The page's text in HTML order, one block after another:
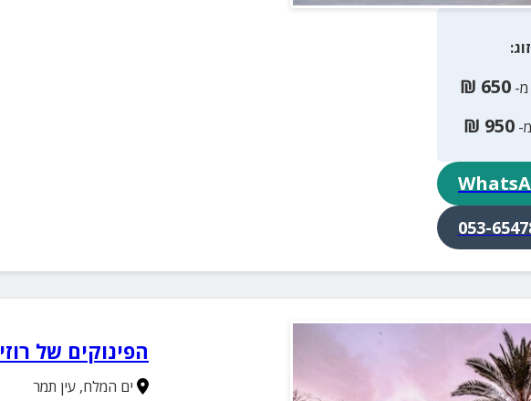
:
650
₪
950
₪
053-
הפינוקים של רוזי
ים המלח,עין תמר